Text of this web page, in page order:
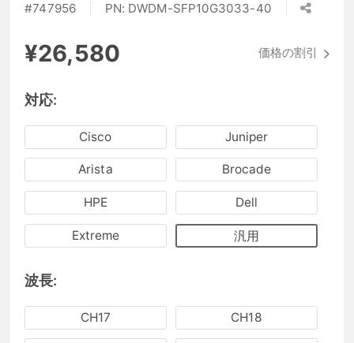
#747956 PN: DWDM-SFP10G3033-40
¥26,580 価格の割引
対応:
Cisco Juniper
Arista Brocade
HPE Dell
Extreme 汎用
波長:
CH17 CH18